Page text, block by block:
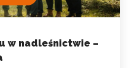
w nadleśnictwie –